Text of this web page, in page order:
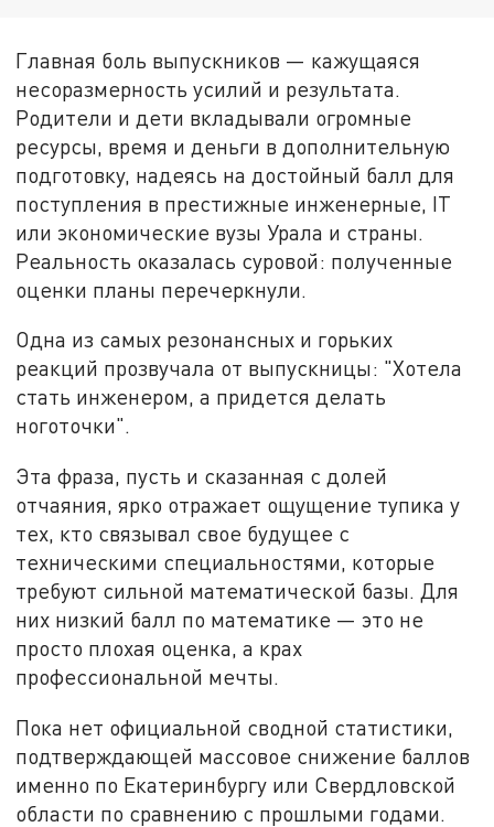
Главная боль выпускников — кажущаяся
несоразмерность усилий и результата.
Родители и дети вкладывали огромные
ресурсы, время и деньги в дополнительную
подготовку, надеясь на достойный балл для
поступления в престижные инженерные, IT
или экономические вузы Урала и страны.
Реальность оказалась суровой: полученные
оценки планы перечеркнули.
Одна из самых резонансных и горьких
реакций прозвучала от выпускницы: "Хотела
стать инженером, а придется делать
ноготочки".
Эта фраза, пусть и сказанная с долей
отчаяния, ярко отражает ощущение тупика у
тех, кто связывал свое будущее с
техническими специальностями, которые
требуют сильной математической базы. Для
них низкий балл по математике — это не
просто плохая оценка, а крах
профессиональной мечты.
Пока нет официальной сводной статистики,
подтверждающей массовое снижение баллов
именно по Екатеринбургу или Свердловской
области по сравнению с прошлыми годами.